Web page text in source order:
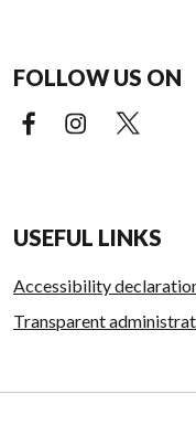
FOLLOW US ON
Facebook (external
Instagram
USEFUL LINKS
Accessibility
Transparent